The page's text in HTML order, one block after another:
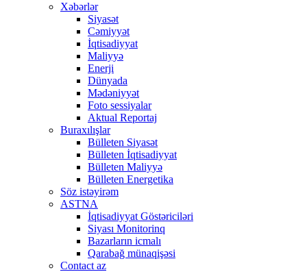
Xəbərlər
Siyasət
Cəmiyyət
İqtisadiyyat
Maliyyə
Enerji
Dünyada
Mədəniyyət
Foto sessiyalar
Aktual Reportaj
Buraxılışlar
Bülleten Siyasət
Bülleten İqtisadiyyat
Bülleten Maliyyə
Bülleten Energetika
Söz istəyirəm
ASTNA
İqtisadiyyat Göstəriciləri
Siyası Monitorinq
Bazarların icmalı
Qarabağ münaqişəsi
Contact az